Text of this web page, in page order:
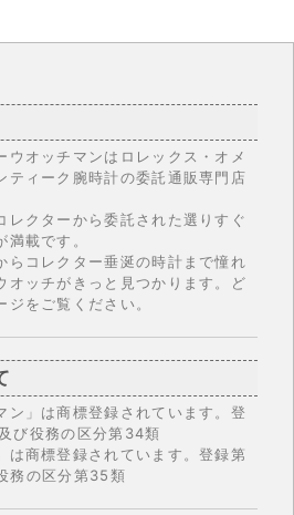
ウオッチマンはロレックス・オメ
ティーク腕時計の委託通販専門店
レクターから委託された選りすぐ
満載です。
らコレクター垂涎の時計まで憧れ
オッチがきっと見つかります。ど
をご覧ください。
ン」は商標登録されています。登
び役務の区分第34類
は商標登録されています。登録第
務の区分第35類